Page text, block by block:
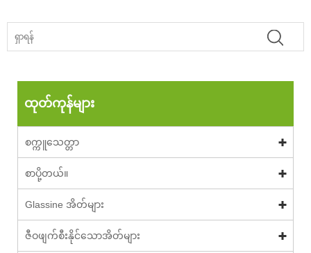
ထုတ်ကုန်များ
စက္ကူသေတ္တာ
စာပို့တယ်။
Glassine အိတ်များ
ဇီဝဖျက်စီးနိုင်သောအိတ်များ